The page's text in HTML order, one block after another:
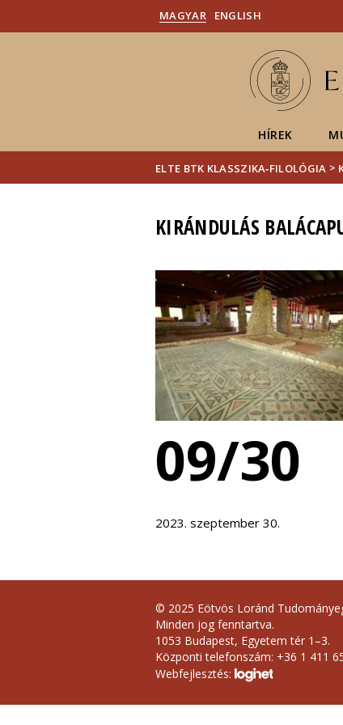
MAGYAR ENGLISH
HÍREK
ELTE BTK KLASSZIKA‑FILOLÓGIA >
KIRÁNDULÁS
09/30
2023. szeptember 30.
© 2025 Eötvös Loránd
Minden jog fenntartva.
1053 Budapest, Egyetem tér 1–3.
Központi telefonszám: +36 1 411
Webfejlesztés: